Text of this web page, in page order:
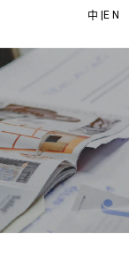
中 |EN